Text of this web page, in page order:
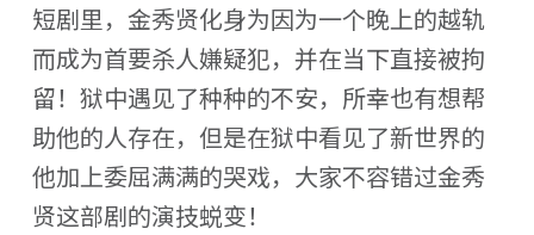
短剧里，金秀贤化身为因为一个晚上的越轨
而成为首要杀人嫌疑犯，并在当下直接被拘
留！狱中遇见了种种的不安，所幸也有想帮
助他的人存在，但是在狱中看见了新世界的
他加上委屈满满的哭戏，大家不容错过金秀
贤这部剧的演技蜕变！